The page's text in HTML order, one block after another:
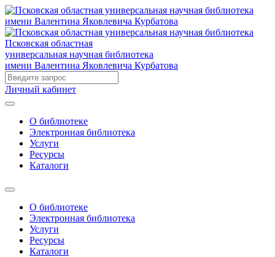
Псковская областная
универсальная научная библиотека
имени Валентина Яковлевича Курбатова
Личный кабинет
О библиотеке
Электронная библиотека
Услуги
Ресурсы
Каталоги
О библиотеке
Электронная библиотека
Услуги
Ресурсы
Каталоги